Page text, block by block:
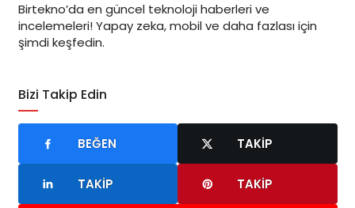
Birtekno’da en güncel teknoloji haberleri ve
incelemeleri! Yapay zeka, mobil ve daha fazlası için
şimdi keşfedin.
Bizi Takip Edin
BEĞEN TAKIP
TAKIP TAKIP